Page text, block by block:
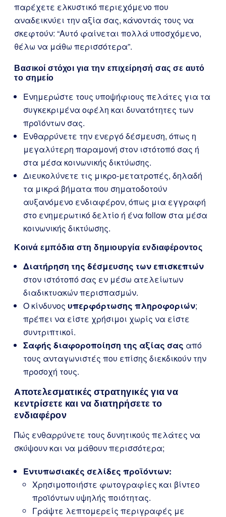
παρέχετε ελκυστικό περιεχόμενο που
αναδεικνύει την αξία σας, κάνοντάς τους να
σκεφτούν: “Αυτό φαίνεται πολλά υποσχόμενο,
θέλω να μάθω περισσότερα”.
Βασικοί στόχοι για την επιχείρησή σας σε αυτό
το σημείο
Ενημερώστε τους υποψήφιους πελάτες για τα
συγκεκριμένα οφέλη και δυνατότητες των
προϊόντων σας.
Ενθαρρύνετε την ενεργό δέσμευση, όπως η
μεγαλύτερη παραμονή στον ιστότοπό σας ή
στα μέσα κοινωνικής δικτύωσης.
Διευκολύνετε τις μικρο-μετατροπές, δηλαδή
τα μικρά βήματα που σηματοδοτούν
αυξανόμενο ενδιαφέρον, όπως μια εγγραφή
στο ενημερωτικό δελτίο ή ένα follow στα μέσα
κοινωνικής δικτύωσης.
Κοινά εμπόδια στη δημιουργία ενδιαφέροντος
Διατήρηση της δέσμευσης των επισκεπτών
στον ιστότοπό σας εν μέσω ατελείωτων
διαδικτυακών περισπασμών.
Ο κίνδυνος υπερφόρτωσης πληροφοριών;
πρέπει να είστε χρήσιμοι χωρίς να είστε
συντριπτικοί.
Σαφής διαφοροποίηση της αξίας σας από
τους ανταγωνιστές που επίσης διεκδικούν την
προσοχή τους.
Αποτελεσματικές στρατηγικές για να
κεντρίσετε και να διατηρήσετε το
ενδιαφέρον
Πώς ενθαρρύνετε τους δυνητικούς πελάτες να
σκύψουν και να μάθουν περισσότερα;
Εντυπωσιακές σελίδες προϊόντων:
Χρησιμοποιήστε φωτογραφίες και βίντεο
προϊόντων υψηλής ποιότητας.
Γράψτε λεπτομερείς περιγραφές με